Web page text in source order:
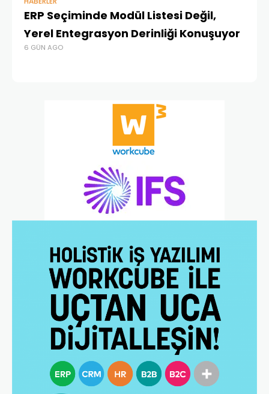
ERP Seçiminde Modül Listesi Değil,
Yerel Entegrasyon Derinliği Konuşuyor
6 GÜN AGO